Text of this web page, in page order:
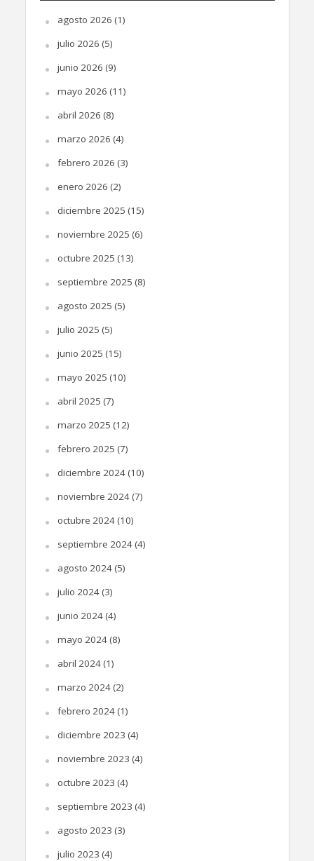
agosto 2026 (1)
julio 2026 (5)
junio 2026 (9)
mayo 2026 (11)
abril 2026 (8)
marzo 2026 (4)
febrero 2026 (3)
enero 2026 (2)
diciembre 2025 (15)
noviembre 2025 (6)
octubre 2025 (13)
septiembre 2025 (8)
agosto 2025 (5)
julio 2025 (5)
junio 2025 (15)
mayo 2025 (10)
abril 2025 (7)
marzo 2025 (12)
febrero 2025 (7)
diciembre 2024(10)
noviembre 2024(7)
octubre 2024(10)
septiembre 2024(4)
agosto 2024(5)
julio 2024(3)
junio 2024(4)
mayo 2024(8)
abril 2024(1)
marzo 2024(2)
febrero 2024(1)
diciembre 2023 (4)
noviembre 2023 (4)
octubre 2023 (4)
septiembre 2023 (4)
agosto 2023 (3)
julio 2023 (4)